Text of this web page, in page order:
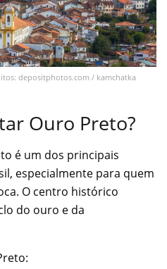
depositphotos.com / kamchatka
Ouro Preto?
é um dos principais
especialmente para quem
O centro histórico
do ouro e da